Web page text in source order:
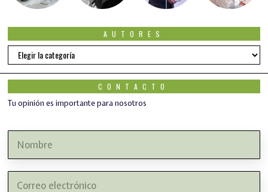
AUTORES
Autores
CONTACTO
Tu opinión es importante para nosotros